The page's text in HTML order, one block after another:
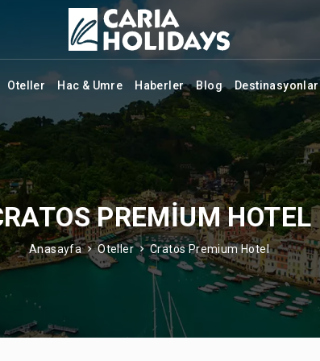
Oteller Hac & Umre Haberler Blog Destinasyonlar
PREMIUM HOTEL
Anasayfa Oteller Cratos Premium Hotel